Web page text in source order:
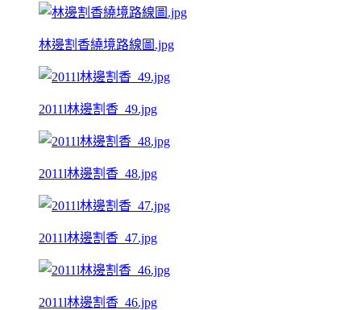
林邊割香繞境路線圖.jpg
2011l林邊割香_49.jpg
2011l林邊割香_48.jpg
2011l林邊割香_47.jpg
2011l林邊割香_46.jpg